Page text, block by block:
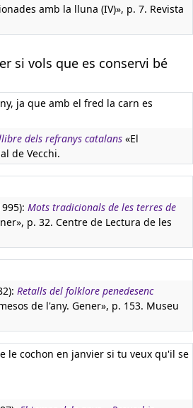
amb la lluna (IV)», p. 7. Revista
si vols que es conservi bé
ja que amb el fred la carn es
dels refranys catalans «El
de Vecchi.
Mots tradicionals de les terres de
p. 32. Centre de Lectura de les
Retalls del folklore penedesenc
de l'any. Gener», p. 153. Museu
le cochon en janvier si tu veux qu'il se